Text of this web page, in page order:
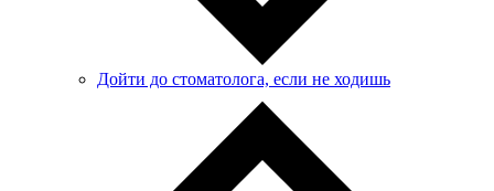
Дойти до стоматолога, если не ходишь